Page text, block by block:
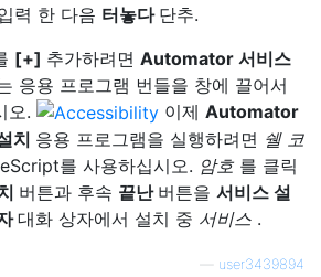
력 한 다음 터놓다 단추.
[+] 추가하려면 Automator 서비스
응용 프로그램 번들을 창에 끌어서
오.
이제 Automator
치 응용 프로그램을 실행하려면 쉘 코
를 사용하십시오. 암호 를 클릭
버튼과 후속 끝난 버튼을 서비스 설
대화 상자에서 설치 중 서비스 .
user3439894